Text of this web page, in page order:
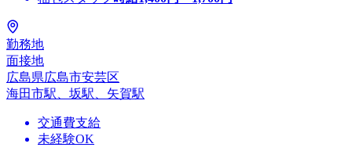
勤務地
面接地
広島県広島市安芸区
海田市駅、坂駅、矢賀駅
交通費支給
未経験OK